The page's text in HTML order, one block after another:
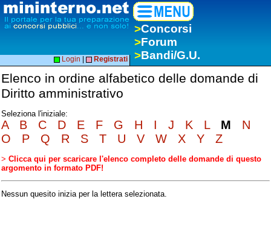
>Concorsi
>Forum
>Bandi/G.U.
Login Registrati
Elenco in ordine alfabetico delle domande di
Diritto amministrativo
Seleziona l'iniziale:
A B C D E F G H I J K L M
N
O
P Q R S T U V W X Y Z
> Clicca qui per scaricare l'elenco completo delle domande di questo
argomento in formato PDF!
Nessun quesito inizia per la lettera selezionata.